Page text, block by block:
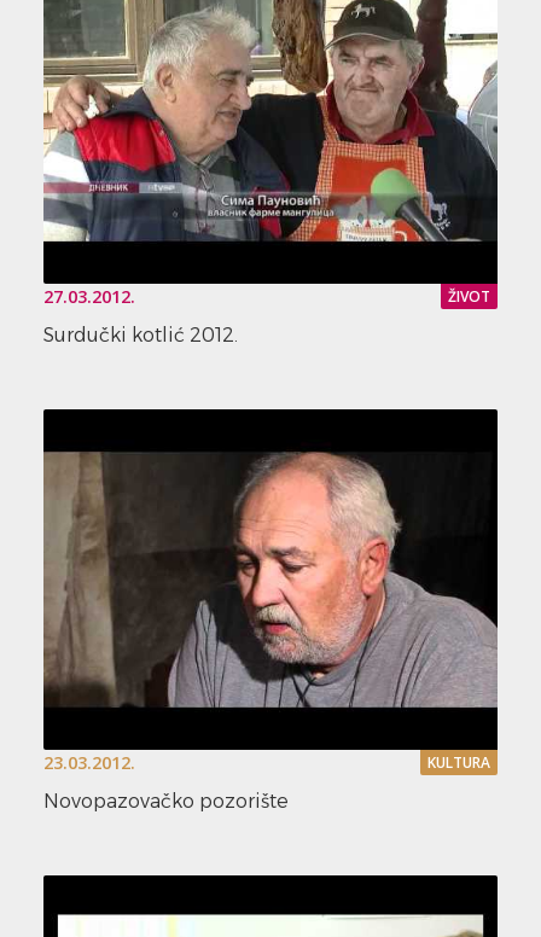
27.03.2012. ŽIVOT
Surdučki kotlić 2012.
23.03.2012. KULTURA
Novopazovačko pozorište